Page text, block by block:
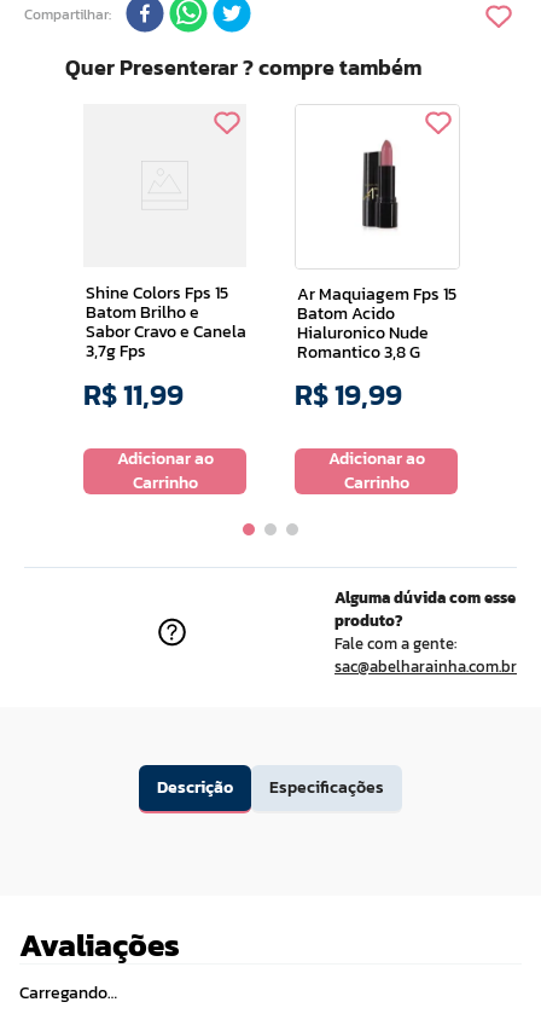
Compartilhar
Quer Presenterar ? compre também
Shine Colors Fps 15
Batom Brilho e
Sabor Cravo e Canela
3,7g Fps
R$11,99
Adicionar ao
Carrinho
Ar Maquiagem Fps 15
Batom Acido
Hialuronico Nude
Romantico 3,8 G
R$19,99
Adicionar ao
Carrinho
Alguma dúvida com esse
produto?
Fale com a gente:
sac@abelharainha.com.br
Descrição Especificações
Avaliações
Carregando…